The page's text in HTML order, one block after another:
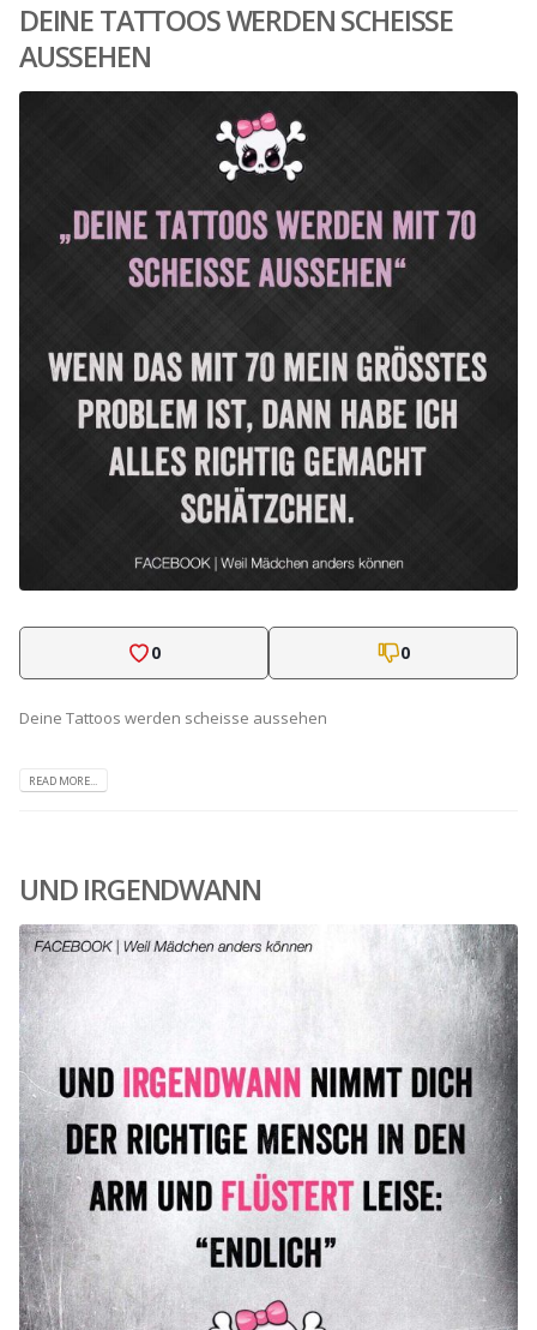
DEINE TATTOOS WERDEN SCHEISSE
AUSSEHEN
0 0
Deine Tattoos werden scheisse aussehen
READ MORE...
UND IRGENDWANN